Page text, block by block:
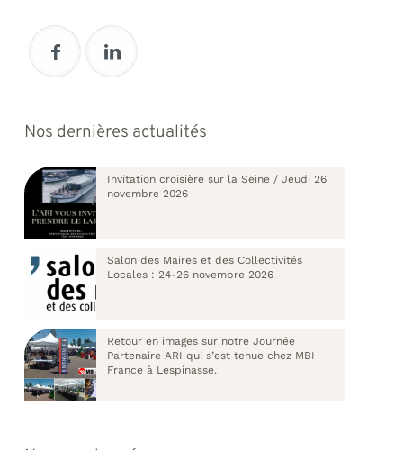
Nos dernières actualités
Invitation croisière sur la Seine / Jeudi 26
novembre 2026
Salon des Maires et des Collectivités
Locales : 24-26 novembre 2026
Retour en images sur notre Journée
Partenaire ARI qui s’est tenue chez MBI
France à Lespinasse.